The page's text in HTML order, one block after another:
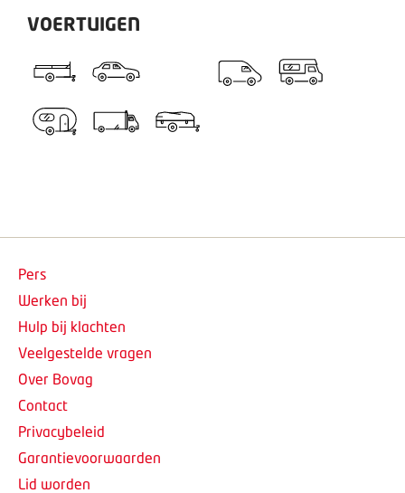
VOERTUIGEN
Pers
Werken bij
Hulp bij klachten
Veelgestelde vragen
Over Bovag
Contact
Privacybeleid
Garantievoorwaarden
Lid worden